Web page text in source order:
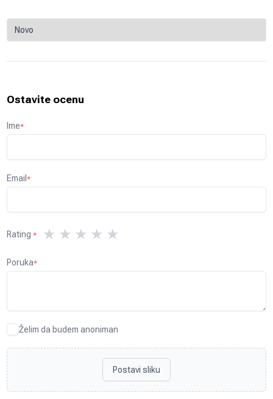
Ostavite ocenu
Ime*
Email*
Rating * ★ ★ ★ ★ ★
Poruka*
Želim da budem anoniman
Postavi sliku